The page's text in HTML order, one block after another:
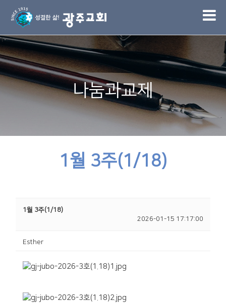
1
나눔과교제
1월 3주(1/18)
1월 3주(1/18)
2026-01-15 17:17:00
Esther